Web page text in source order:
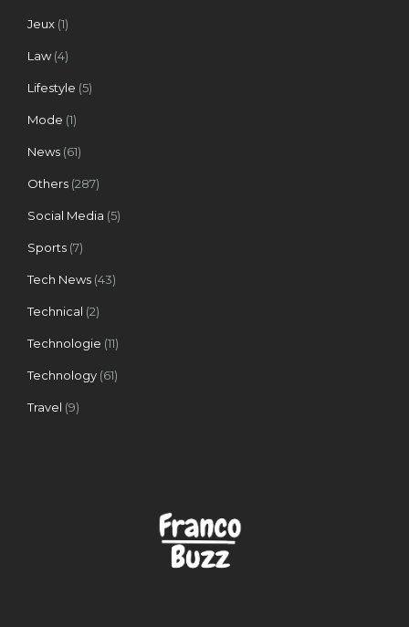
Jeux (1)
Law(4)
Lifestyle (5)
Mode (1)
News (61)
Others (287)
Social Media (5)
Sports (7)
Tech News (43)
Technical (2)
Technologie (11)
Technology (61)
Travel (9)